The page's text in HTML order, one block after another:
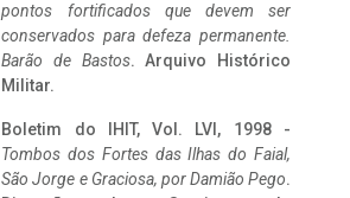
pontos fortificados que devem ser
conservados para defeza permanente.
Barão de Bastos. Arquivo Histórico
Militar.
Boletim do IHIT, Vol. LVI, 1998 -
Tombos dos Fortes das Ilhas do Faial,
São Jorge e Graciosa, por Damião Pego.